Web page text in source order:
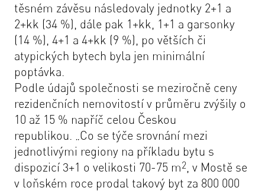
těsném závěsu následovaly jednotky 2+1 a
2+kk (34 %), dále pak 1+kk, 1+1 a garsonky
(14 %), 4+1 a 4+kk (9 %), po větších či
atypických bytech byla jen minimální
poptávka.
Podle údajů společnosti se meziročně ceny
rezidenčních nemovitostí v průměru zvýšily o
10 až 15 % napříč celou Českou
republikou. „Co se týče srovnání mezi
jednotlivými regiony na příkladu bytu s
dispozicí 3+1 o velikosti 70-75 m2, v Mostě se
v loňském roce prodal takový byt za 800 000